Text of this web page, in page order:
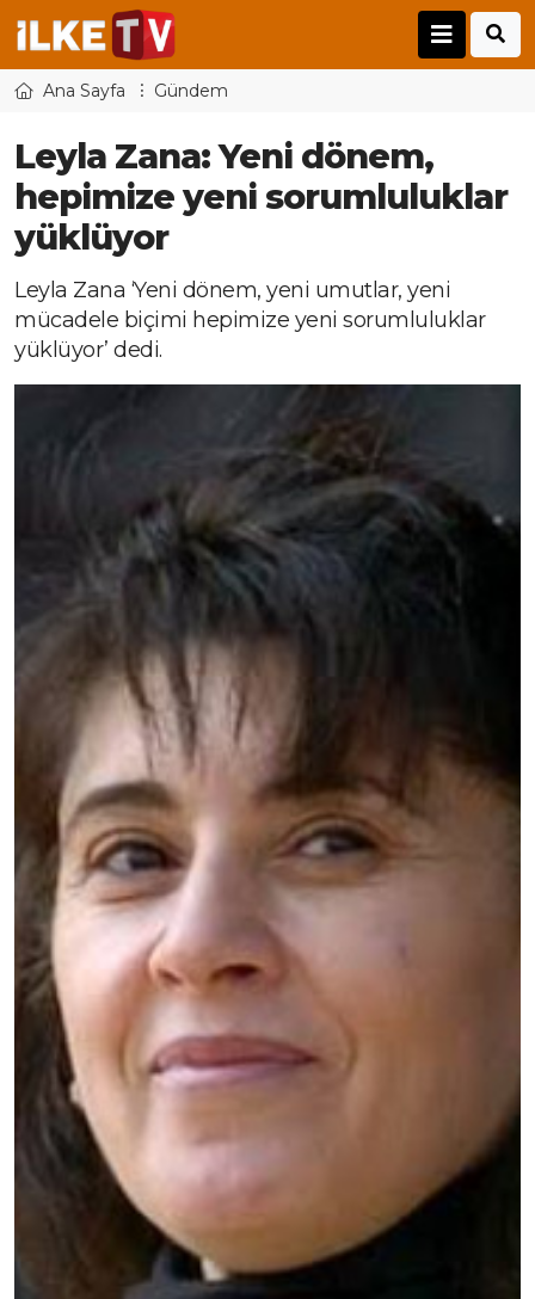
Ana Sayfa Gündem
Leyla Zana: Yeni dönem,
hepimize yeni sorumluluklar
yüklüyor
Leyla Zana ‘Yeni dönem, yeni umutlar, yeni
mücadele biçimi hepimize yeni sorumluluklar
yüklüyor’ dedi.